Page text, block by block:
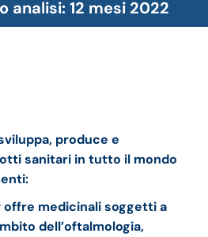
analisi: 12 mesi 2022
produce e
sanitari in tutto il mondo
offre medicinali soggetti a
dell’oftalmologia,